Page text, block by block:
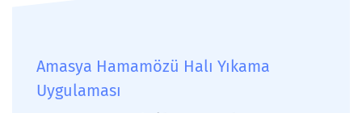
Amasya Hamamözü Halı Yıkama
Uygulaması